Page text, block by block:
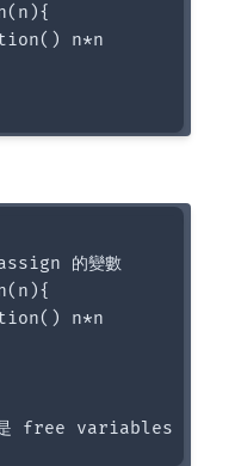
n*n
的變數
n*n